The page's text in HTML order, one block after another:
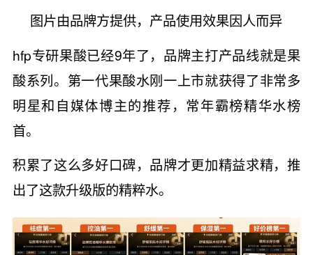
图片由品牌方提供，产品使用效果因人而异
hfp专研果酸已经9年了，品牌主打产品线就是果
酸系列。第一代果酸水刚一上市就获得了非常多
明星和自媒体博主的推荐，常年霸榜精华水榜
首。
积累了这么多好口碑，品牌才更加精益求精，推
出了这款升级版的精粹水。